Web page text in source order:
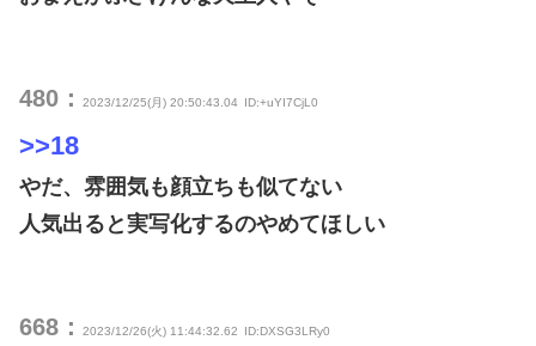
480： 2023/12/25(月) 20:50:43.04 ID:+uYI7CjL0
>>18
やだ、雰囲気も顔立ちも似てない
人気出ると実写化するのやめてほしい
668： 2023/12/26(火) 11:44:32.62 ID:DXSG3LRy0